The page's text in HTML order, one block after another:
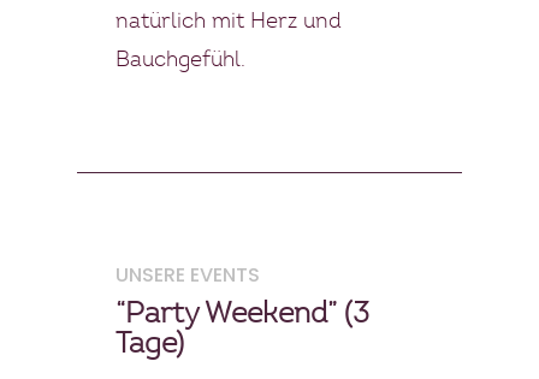
natürlich mit Herz und
Bauchgefühl.
UNSERE EVENTS
“Party Weekend” (3
Tage)